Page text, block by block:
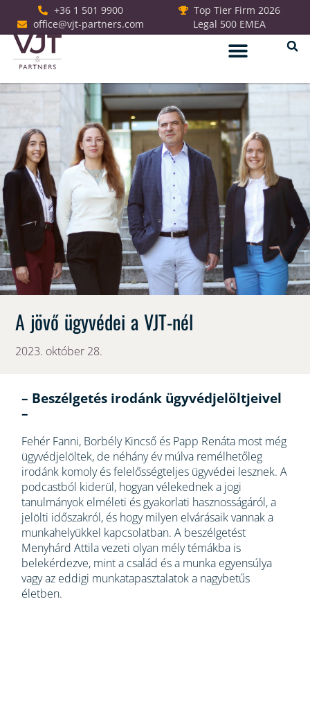
+36 1 501 9900
office@vjt-partners.com
Top Tier Firm 2026
Legal 500 EMEA
A jövő ügyvédei a VJT-nél
2023. október 28.
– Beszélgetés irodánk ügyvédjelöltjeivel
–
Fehér Fanni, Borbély Kincső és Papp Renáta most még
ügyvédjelöltek, de néhány év múlva remélhetőleg
irodánk komoly és felelősségteljes ügyvédei lesznek. A
podcastból kiderül, hogyan vélekednek a jogi
tanulmányok elméleti és gyakorlati hasznosságáról, a
jelölti időszakról, és hogy milyen elvárásaik vannak a
munkahelyükkel kapcsolatban. A beszélgetést
Menyhárd Attila vezeti olyan mély témákba is
belekérdezve, mint a család és a munka egyensúlya
vagy az eddigi munkatapasztalatok a nagybetűs
életben.